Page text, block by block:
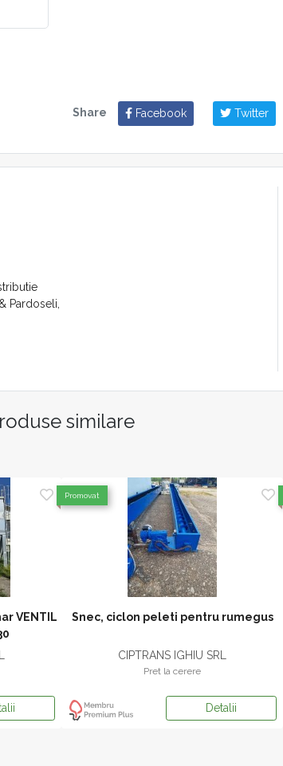
Share Facebook Twitter
Pardoseli,
similare
VENTIL
Snec, ciclon peleti pentru rumegus
CIPTRANS IGHIU SRL
Pret la cerere
Detalii
Promovat